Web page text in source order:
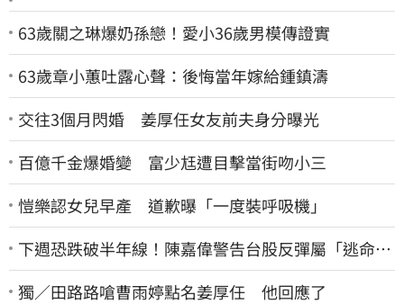
63歲關之琳爆奶孫戀！愛小36歲男模傳證實
63歲章小蕙吐露心聲：後悔當年嫁給鍾鎮濤
交往3個月閃婚 姜厚任女友前夫身分曝光
百億千金爆婚變 富少尪遭目擊當街吻小三
愷樂認女兒早產 道歉曝「一度裝呼吸機」
下週恐跌破半年線！陳嘉偉警告台股反彈屬「逃命
波」：空頭大屠殺剛開始
獨／田路路嗆曹雨婷點名姜厚任 他回應了